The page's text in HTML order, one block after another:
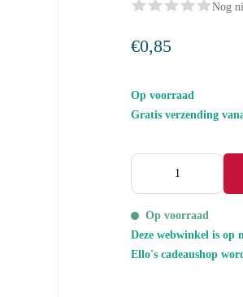
Nog
€0,85
Op voorraad
Gratis verzending
Op voorraad
Deze webwinkel is op
Ello's cadeaushop